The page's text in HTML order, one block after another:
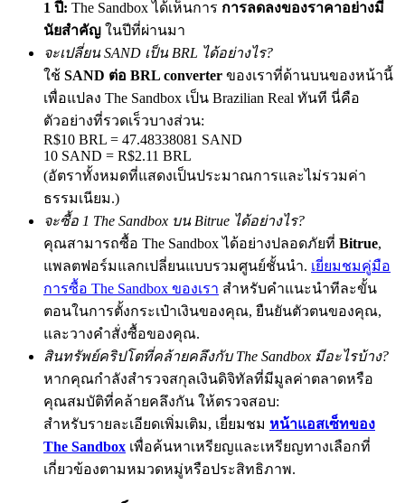
Precious Metals Trading Carnival
Trade Gold & Silver · 33,333 USDT Bonus
USDT New User Exclusive 10% APR
USDT Flexible Staking | Daily Rewards
New Listing Futures Fest
Trade New Futures, Win 200,000 USDT
Crypto World Cup 2026: Grand Finale
77,777+3k Rewards
1 ปี: The Sandbox ได้เห็นการ การลดลงของราคาอย่างมี
นัยสำคัญ ในปีที่ผ่านมา
จะเปลี่ยน SAND เป็น BRL ได้อย่างไร?
ใช้ SAND ต่อ BRL converter ของเราที่ด้านบนของหน้านี้
เพื่อแปลง The Sandbox เป็น Brazilian Real ทันที นี่คือ
ตัวอย่างที่รวดเร็วบางส่วน:
R$10 BRL = 47.48338081 SAND
10 SAND = R$2.11 BRL
(อัตราทั้งหมดที่แสดงเป็นประมาณการและไม่รวมค่า
ธรรมเนียม.)
จะซื้อ 1 The Sandbox บน Bitrue ได้อย่างไร?
คุณสามารถซื้อ The Sandbox ได้อย่างปลอดภัยที่ Bitrue,
แพลตฟอร์มแลกเปลี่ยนแบบรวมศูนย์ชั้นนำ. เยี่ยมชมคู่มือ
การซื้อ The Sandbox ของเรา สำหรับคำแนะนำทีละขั้น
ตอนในการตั้งกระเป๋าเงินของคุณ, ยืนยันตัวตนของคุณ,
และวางคำสั่งซื้อของคุณ.
สินทรัพย์คริปโตที่คล้ายคลึงกับ The Sandbox มีอะไรบ้าง?
หากคุณกำลังสำรวจสกุลเงินดิจิทัลที่มีมูลค่าตลาดหรือ
คุณสมบัติที่คล้ายคลึงกัน ให้ตรวจสอบ:
สำหรับรายละเอียดเพิ่มเติม, เยี่ยมชม หน้าแอสเซ็ทของ
The Sandbox เพื่อค้นหาเหรียญและเหรียญทางเลือกที่
เกี่ยวข้องตามหมวดหมู่หรือประสิทธิภาพ.